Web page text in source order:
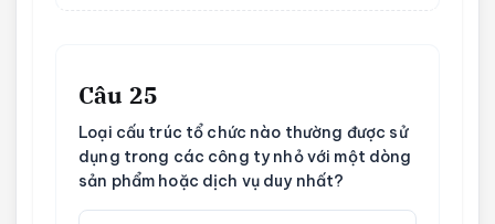
Câu 25
Loại cấu trúc tổ chức nào thường được sử
dụng trong các công ty nhỏ với một dòng
sản phẩm hoặc dịch vụ duy nhất?